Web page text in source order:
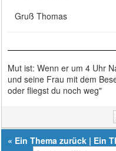
Gruß Thomas
Mut ist: Wenn er um 4 Uhr
und seine Frau mit dem
oder fliegst du noch weg"
« Ein Thema zurück | Ein